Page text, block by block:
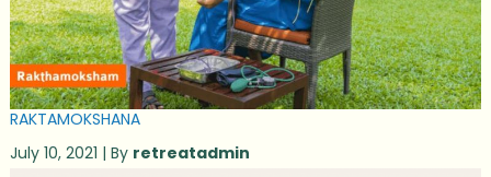
RAKTAMOKSHANA
July 10, 2021 | By retreatadmin